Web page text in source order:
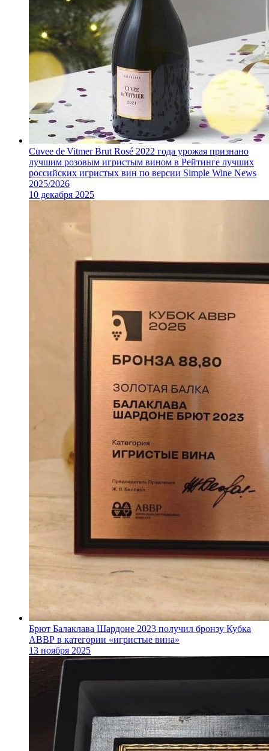
Cuvee de Vitmer Brut Rosé 2022 года урожая признано
лучшим розовым игристым вином в Рейтинге лучших
российских игристых вин по версии Simple Wine News
2025/2026
10 декабря 2025
Брют Балаклава Шардоне 2023 получил бронзу Кубка
АВВР в категории «игристые вина»
13 ноября 2025